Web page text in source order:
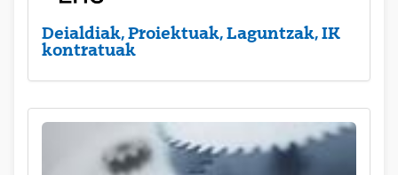
Deialdiak, Proiektuak, Laguntzak, IK
kontratuak